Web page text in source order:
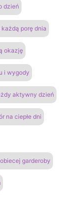
dzień
porę dnia
okazję
i wygody
aktywny dzień
na ciepłe dni
garderoby